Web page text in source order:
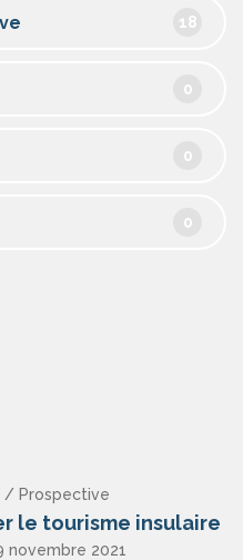
18
0
0
0
/ Prospective
le tourisme insulaire
novembre 2021